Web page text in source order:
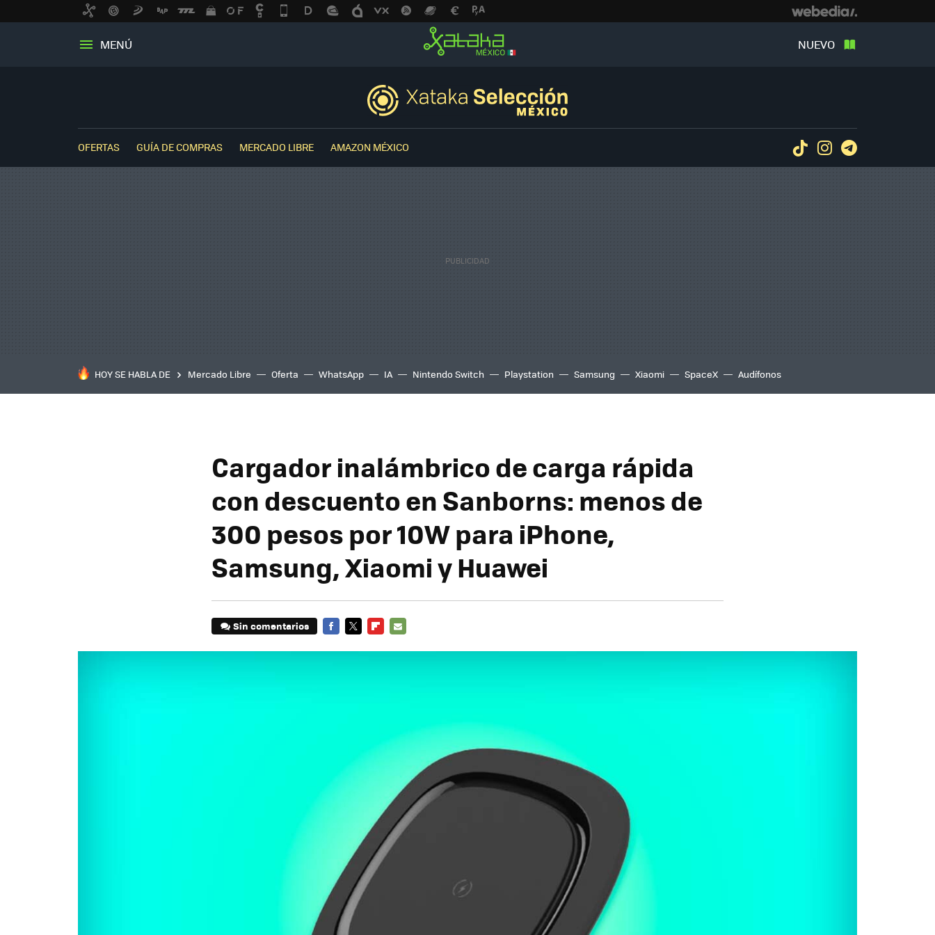
MENÚ NUEVO
OFERTAS GUÍA DE COMPRAS MERCADO LIBRE AMAZON MÉXICO TiktokInstagram
HOY SE HABLA DE Mercado Libre Oferta WhatsApp IA Nintendo Switch Playstation Samsung Xiaomi SpaceX Audífonos
Cargador inalámbrico de carga rápida
con descuento en Sanborns: menos de
300 pesos por 10W para iPhone,
Samsung, Xiaomi y Huawei
Sin comentarios